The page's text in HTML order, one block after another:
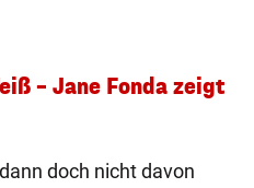
– Jane Fonda zeigt
doch nicht davon